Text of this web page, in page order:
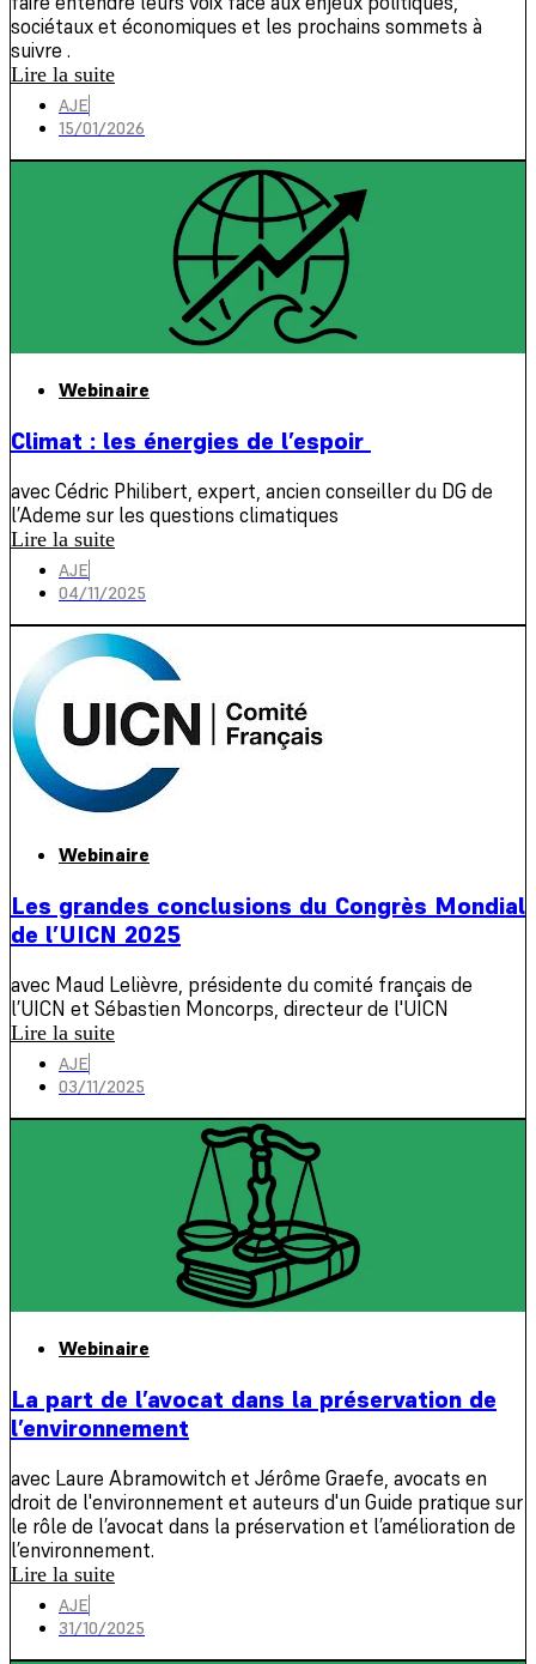
sociétaux et économiques et les prochains sommets à
suivre .
Lire la suite
AJE
15/01/2026
Webinaire
Climat : les énergies de l’espoir
avec Cédric Philibert, expert, ancien conseiller du DG de
l’Ademe sur les questions climatiques
Lire la suite
AJE
04/11/2025
Webinaire
Les grandes conclusions du Congrès Mondial
de l’UICN 2025
avec Maud Lelièvre, présidente du comité français de
l’UICN et Sébastien Moncorps, directeur de l'UICN
Lire la suite
AJE
03/11/2025
Webinaire
La part de l’avocat dans la préservation de
l’environnement
avec Laure Abramowitch et Jérôme Graefe, avocats en
droit de l'environnement et auteurs d'un Guide pratique sur
le rôle de l’avocat dans la préservation et l’amélioration de
l’environnement.
Lire la suite
AJE
31/10/2025